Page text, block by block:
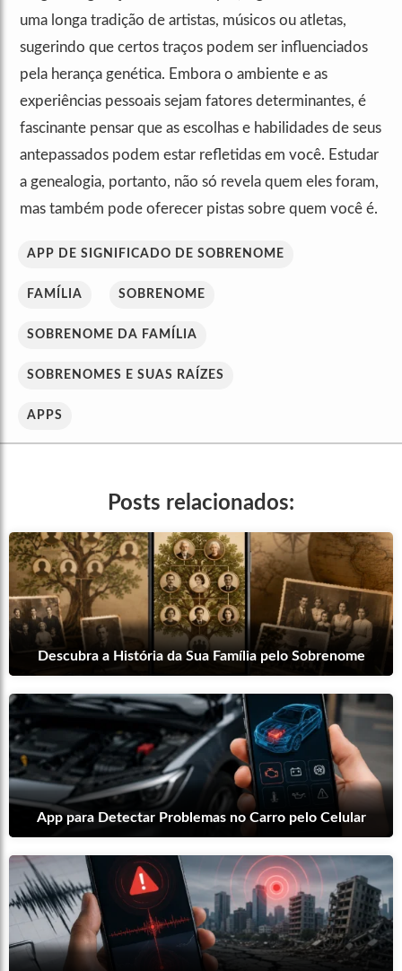
uma longa tradição de artistas, músicos ou atletas,
sugerindo que certos traços podem ser influenciados
pela herança genética. Embora o ambiente e as
experiências pessoais sejam fatores determinantes, é
fascinante pensar que as escolhas e habilidades de seus
antepassados podem estar refletidas em você. Estudar
a genealogia, portanto, não só revela quem eles foram,
mas também pode oferecer pistas sobre quem você é.
APP DE SIGNIFICADO DE SOBRENOME
FAMÍLIA SOBRENOME
SOBRENOME DA FAMÍLIA
SOBRENOMES E SUAS RAÍZES
APPS
Posts relacionados:
Descubra a História da Sua Família pelo Sobrenome
App para Detectar Problemas no Carro pelo Celular